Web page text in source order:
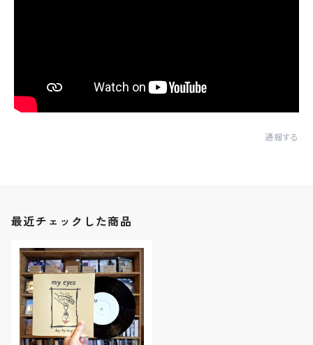
通報する
最近チェックした商品